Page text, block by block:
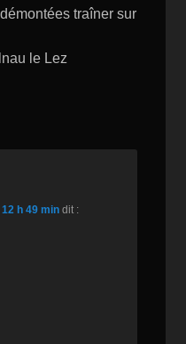
traîner sur
le Lez
h 49 min dit :